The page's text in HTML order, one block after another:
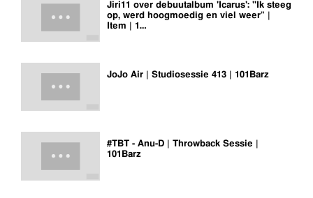
Jiri11 over debuutalbum 'Icarus': "Ik steeg
op, werd hoogmoedig en viel weer” |
Item | 1…
JoJo Air | Studiosessie 413 | 101Barz
#TBT - Anu-D | Throwback Sessie |
101Barz